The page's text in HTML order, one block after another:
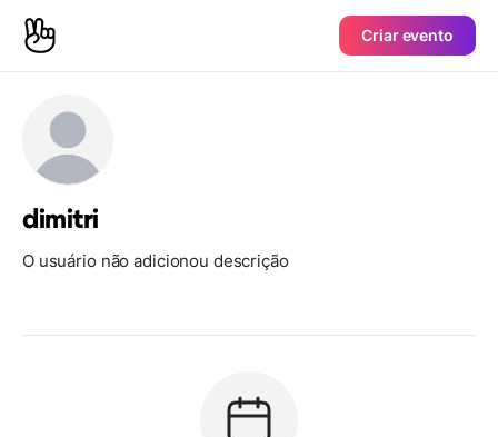
Criar evento
dimitri
O usuário não adicionou descrição